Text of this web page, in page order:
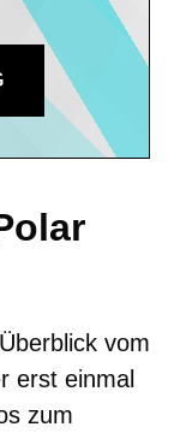
vom
erst einmal
zum